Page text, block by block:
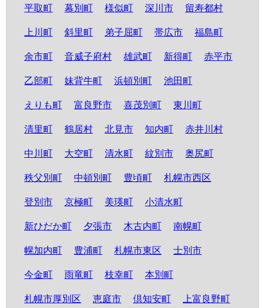
平取町 幕別町 様似町 深川市 留寿都村
上川町 斜里町 弟子屈町 帯広市 福島町
余市町 音威子府村 雄武町 新得町 赤平市
乙部町 妹背牛町 浜頓別町 池田町
えりも町 富良野市 喜茂別町 東川町
清里町 鶴居村 北見市 知内町 赤井川村
中川町 大空町 清水町 紋別市 奥尻町
秩父別町 中頓別町 豊頃町 札幌市西区
登別市 京極町 美瑛町 小清水町
新ひだか町 夕張市 木古内町 南幌町
幌加内町 豊浦町 札幌市東区 士別市
今金町 雨竜町 枝幸町 本別町
札幌市厚別区 恵庭市 倶知安町 上富良野町